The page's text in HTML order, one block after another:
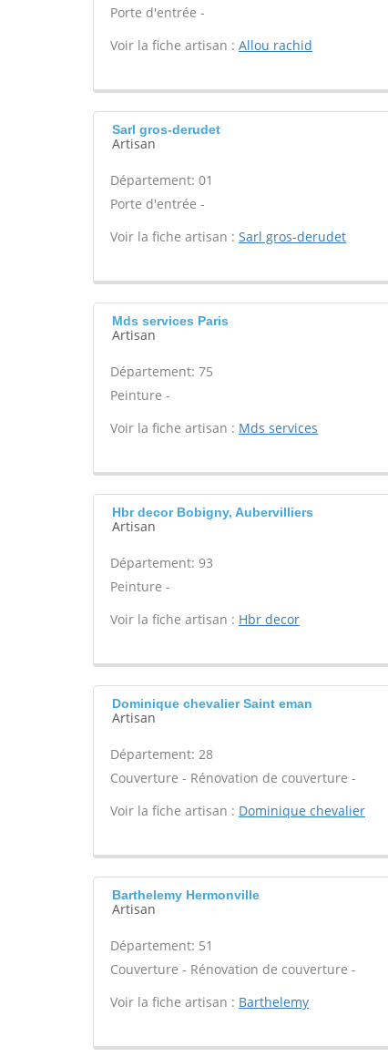
Porte d'entrée -
Voir la fiche artisan : Allou rachid
Sarl gros-derudet
Artisan
Département: 01
Porte d'entrée -
Voir la fiche artisan : Sarl gros-derudet
Mds services Paris
Artisan
Département: 75
Peinture -
Voir la fiche artisan : Mds services
Hbr decor Bobigny, Aubervilliers
Artisan
Département: 93
Peinture -
Voir la fiche artisan : Hbr decor
Dominique chevalier Saint eman
Artisan
Département: 28
Couverture - Rénovation de couverture -
Voir la fiche artisan : Dominique chevalier
Barthelemy Hermonville
Artisan
Département: 51
Couverture - Rénovation de couverture -
Voir la fiche artisan : Barthelemy